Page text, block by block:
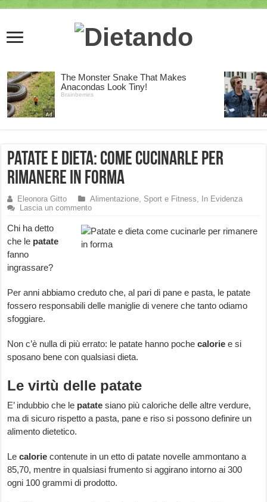
Patate e dieta: come cucinarle per
rimanere in forma
Eleonora Gitto Alimentazione, Sport e Fitness,
In Evidenza
Lascia un commento
Chi ha detto
che le patate
fanno
ingrassare?
Per anni abbiamo creduto che, al pari di pane e pasta, le patate
fossero responsabili delle maniglie di venere che tanto odiamo
sfoggiare.
Non c’è nulla di più errato: le patate hanno pochecalorie e si
sposano bene con qualsiasi dieta.
Le virtù delle patate
E’ indubbio che le patate siano più caloriche delle altre verdure,
ma di sicuro rispetto a pasta, pane e riso si possono definire un
alimento dietetico.
Lecalorie contenute in un etto di patate novelle ammontano a
85,70, mentre in qualsiasi frumento si aggirano intorno ai 300
ogni 100 grammi di prodotto.